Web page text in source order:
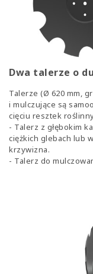
Dwa talerze o
Talerze (Ø 620 mm,
i mulczujące są
cięciu resztek
- Talerz z głębokim
ciężkich glebach lub
krzywizna.
- Talerz do